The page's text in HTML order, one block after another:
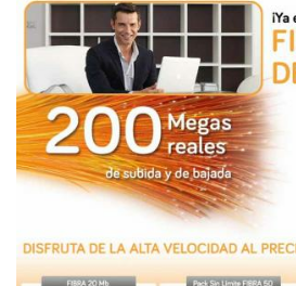
informática,
videojuegos,
comparativas,
trucos y
tutoriales.
El Grupo
Informático
(CC) 2006-
Algunos
reservados.